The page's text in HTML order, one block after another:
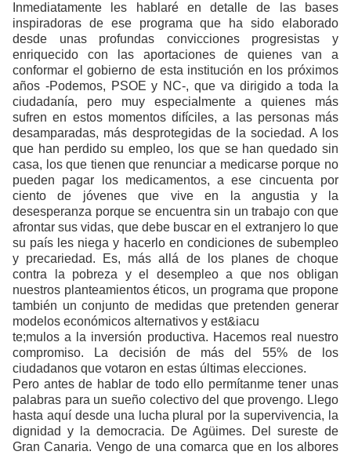
Inmediatamente les hablaré en detalle de las bases
inspiradoras de ese programa que ha sido elaborado
desde unas profundas convicciones progresistas y
enriquecido con las aportaciones de quienes van a
conformar el gobierno de esta institución en los próximos
años -Podemos, PSOE y NC-, que va dirigido a toda la
ciudadanía, pero muy especialmente a quienes más
sufren en estos momentos difíciles, a las personas más
desamparadas, más desprotegidas de la sociedad. A los
que han perdido su empleo, los que se han quedado sin
casa, los que tienen que renunciar a medicarse porque no
pueden pagar los medicamentos, a ese cincuenta por
ciento de jóvenes que vive en la angustia y la
desesperanza porque se encuentra sin un trabajo con que
afrontar sus vidas, que debe buscar en el extranjero lo que
su país les niega y hacerlo en condiciones de subempleo
y precariedad. Es, más allá de los planes de choque
contra la pobreza y el desempleo a que nos obligan
nuestros planteamientos éticos, un programa que propone
también un conjunto de medidas que pretenden generar
modelos económicos alternativos y est&iacu
te;mulos a la inversión productiva. Hacemos real nuestro
compromiso. La decisión de más del 55% de los
ciudadanos que votaron en estas últimas elecciones.
Pero antes de hablar de todo ello permítanme tener unas
palabras para un sueño colectivo del que provengo. Llego
hasta aquí desde una lucha plural por la supervivencia, la
dignidad y la democracia. De Agüimes. Del sureste de
Gran Canaria. Vengo de una comarca que en los albores